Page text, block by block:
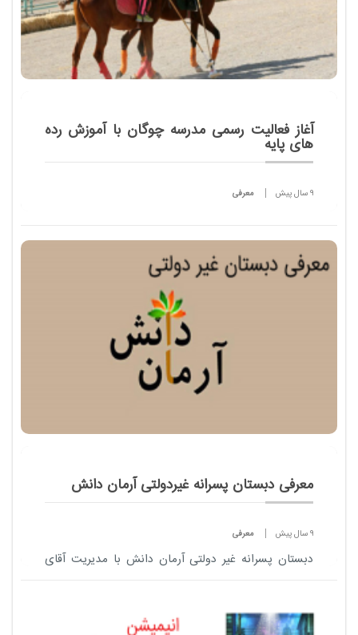
آغاز فعالیت رسمی مدرسه چوگان با آموزش رده
های پایه
9 سال پیش معرفی
همایش مدرسه چوگان قصرفیروزه با هدف آشنایی هر چه
بیشتر کودکان و نوجوانان با رشته چوگان و استعدادیابی
در این رشته برگزار شد.
معرفی دبستان پسرانه غیردولتی آرمان دانش
9 سال پیش معرفی
دبستان پسرانه غیر دولتی آرمان دانش با مدیریت آقای